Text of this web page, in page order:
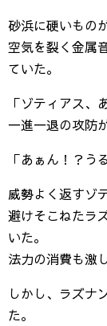
砂浜に硬いもの
空気を裂く金属
ていた。
「ゾティアス、
一進一退の攻防
「あぁん！？う
威勢よく返すゾ
避けそこねたラ
いた。
法力の消費も激
しかし、ラズナ
た。